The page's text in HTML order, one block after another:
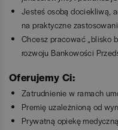
Jesteś osobą dociekliwą,
na praktyczne
Chcesz pracować „blisko
rozwoju Bankowości
Oferujemy Ci:
Zatrudnienie w ramach
Premię uzależnioną od
Prywatną opiekę